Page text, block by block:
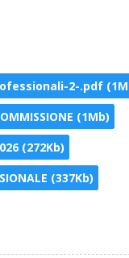
2-.pdf
(1Mb)
(272Kb)
(337Kb)